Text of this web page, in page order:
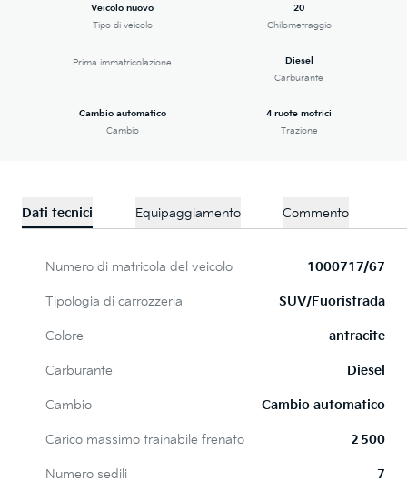
Veicolo nuovo
Tipo di veicolo
20
Chilometraggio
Prima immatricolazione
Diesel
Carburante
Cambio automatico
Cambio
4 ruote motrici
Trazione
Dati tecnici Equipaggiamento Commento
Numero di matricola del veicolo 1000717/67
Tipologia di carrozzeria SUV/Fuoristrada
Colore antracite
Carburante Diesel
Cambio Cambio automatico
Carico massimo trainabile frenato 2 500
Numero sedili 7